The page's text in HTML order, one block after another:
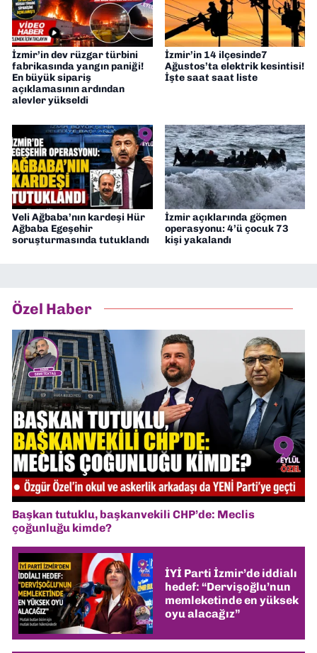
İzmir’in dev rüzgar türbini
fabrikasında yangın paniği!
En büyük sipariş
açıklamasının ardından
alevler yükseldi
İzmir’in 14 ilçesinde7
Ağustos’ta elektrik kesintisi!
İşte saat saat liste
Veli Ağbaba’nın kardeşi Hür
Ağbaba Egeşehir
soruşturmasında tutuklandı
İzmir açıklarında göçmen
operasyonu: 4’ü çocuk 73
kişi yakalandı
Özel Haber
Başkan tutuklu, başkanvekili CHP’de: Meclis
çoğunluğu kimde?
İYİ Parti İzmir’de iddialı
hedef: “Dervişoğlu’nun
memleketinde en yüksek
oyu alacağız”